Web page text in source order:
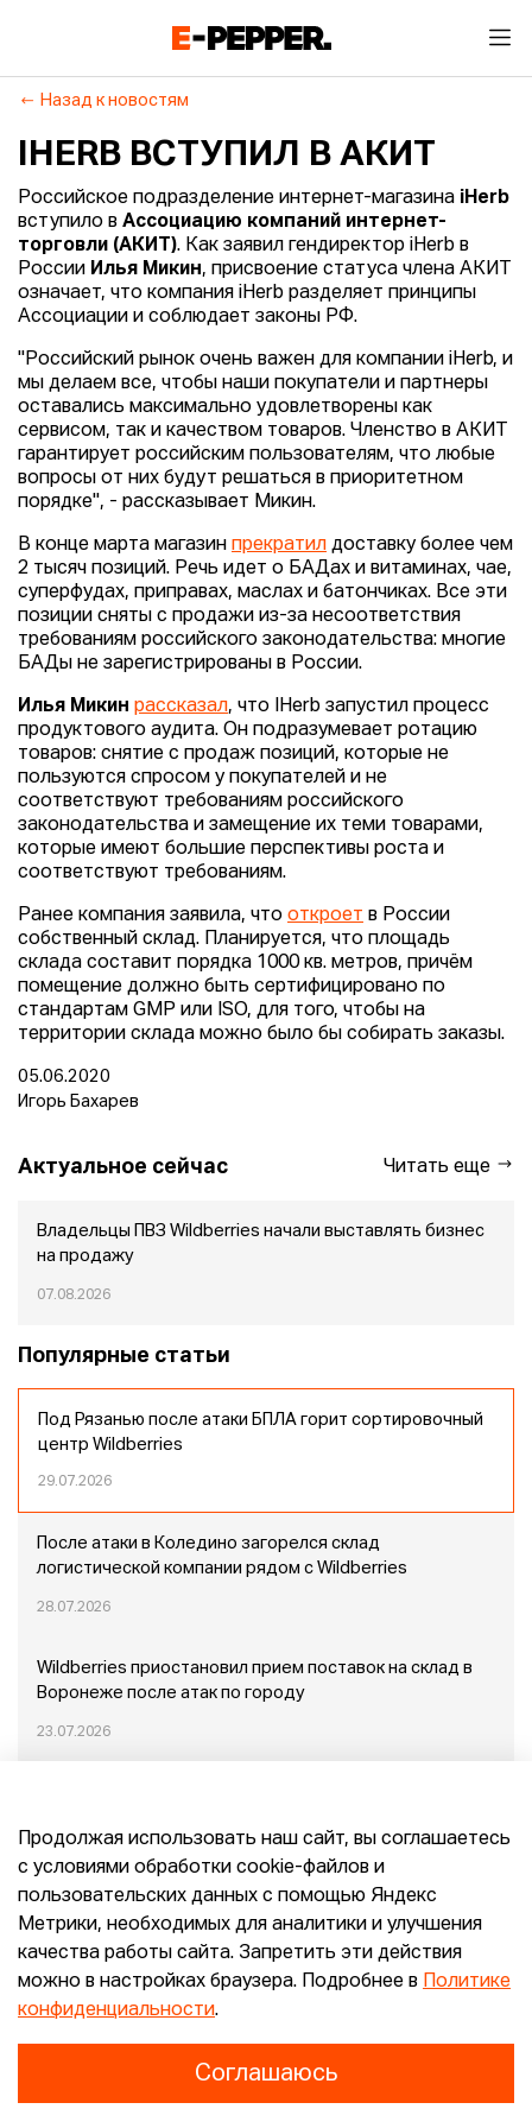
Назад к новостям
IHERB ВСТУПИЛ В АКИТ
Российское подразделение интернет-магазина iHerb
вступило в Ассоциацию компаний интернет-
торговли (АКИТ). Как заявил гендиректор iHerb в
России Илья Микин, присвоение статуса члена АКИТ
означает, что компания iHerb разделяет принципы
Ассоциации и соблюдает законы РФ.
"Российский рынок очень важен для компании iHerb, и
мы делаем все, чтобы наши покупатели и партнеры
оставались максимально удовлетворены как
сервисом, так и качеством товаров. Членство в АКИТ
гарантирует российским пользователям, что любые
вопросы от них будут решаться в приоритетном
порядке", - рассказывает Микин.
В конце марта магазин прекратил доставку более чем
2 тысяч позиций. Речь идет о БАДах и витаминах, чае,
суперфудах, приправах, маслах и батончиках. Все эти
позиции сняты с продажи из-за несоответствия
требованиям российского законодательства: многие
БАДы не зарегистрированы в России.
Илья Микин рассказал, что IHerb запустил процесс
продуктового аудита. Он подразумевает ротацию
товаров: снятие с продаж позиций, которые не
пользуются спросом у покупателей и не
соответствуют требованиям российского
законодательства и замещение их теми товарами,
которые имеют большие перспективы роста и
соответствуют требованиям.
Ранее компания заявила, что откроет в России
собственный склад. Планируется, что площадь
склада составит порядка 1000 кв. метров, причём
помещение должно быть сертифицировано по
стандартам GMP или ISO, для того, чтобы на
территории склада можно было бы собирать заказы.
05.06.2020
Игорь Бахарев
Актуальное сейчас Читать еще
Владельцы ПВЗ Wildberries начали выставлять бизнес
на продажу
07.08.2026
Популярные статьи
Под Рязанью после атаки БПЛА горит сортировочный
центр Wildberries
29.07.2026
После атаки в Коледино загорелся склад
логистической компании рядом с Wildberries
28.07.2026
Wildberries приостановил прием поставок на склад в
Воронеже после атак по городу
23.07.2026
Конец эпохи маркетплейсов: прогнозы сооснователя
Mr.Doors Максима Валецкого
26.06.2026
КонфиденциальностьСогласие
Продолжая использовать наш сайт, вы соглашаетесь
с условиями обработки cookie-файлов и
пользовательских данных с помощью Яндекс
Метрики, необходимых для аналитики и улучшения
качества работы сайта. Запретить эти действия
можно в настройках браузера. Подробнее в
Политике
конфиденциальности.
Соглашаюсь